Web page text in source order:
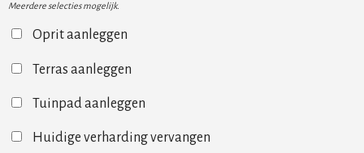
Meerdere selecties mogelijk.
Oprit aanleggen
Terras aanleggen
Tuinpad aanleggen
Huidige verharding vervangen